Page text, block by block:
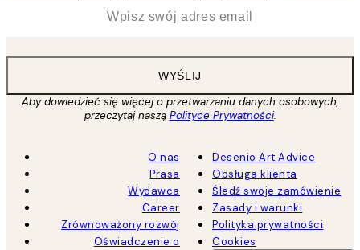
WYŚLIJ
Aby dowiedzieć się więcej o przetwarzaniu danych osobowych,
przeczytaj naszą Polityce Prywatności.
O nas
Prasa
Wydawca
Career
Zrównoważony rozwój
Oświadczenie o
Desenio Art Advice
Obsługa klienta
Śledź swoje zamówienie
Zasady i warunki
Polityka prywatności
Cookies